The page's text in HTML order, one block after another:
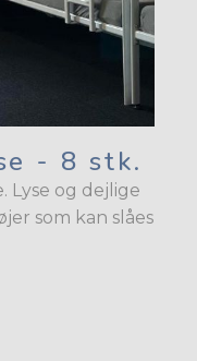
- 8 stk.
Lyse og dejlige
som kan slåes